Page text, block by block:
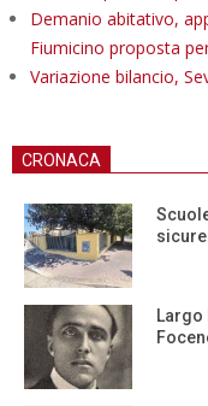
Demanio abitativo,
Fiumicino proposta
Variazione bilancio,
CRONACA
Largo